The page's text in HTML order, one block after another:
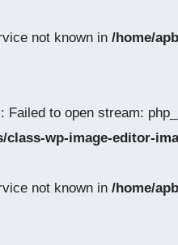
not known in /home/
to open stream:
wp-image-editor-
not known in /home/